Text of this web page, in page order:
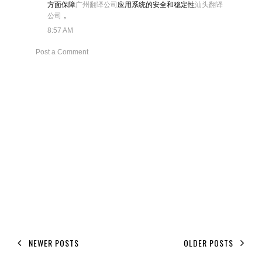
方面保障广州翻译公司 应用系统的安全和稳定性汕头翻译
公司 ，
8:57 AM
Post a Comment
NEWER POSTS OLDER POSTS